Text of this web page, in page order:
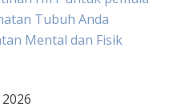
Tubuh Anda
Mental dan Fisik